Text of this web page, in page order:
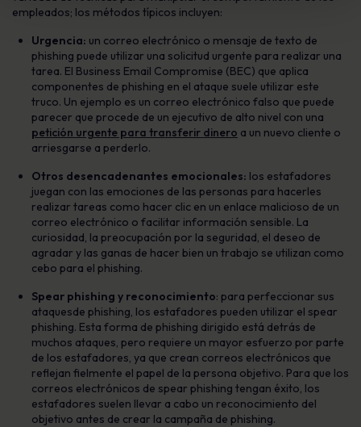
empleados; los métodos típicos incluyen:
Urgencia: un correo electrónico o mensaje de texto de
phishing puede utilizar una solicitud urgente para realizar una
tarea. El Business Email Compromise (BEC) que aplica
componentes de phishing en el ataque suele utilizar este
truco. Un ejemplo es un correo electrónico falso que puede
parecer que procede de un ejecutivo de alto nivel con una
petición urgente para transferir dinero a un nuevo cliente o
arriesgarse a perderlo.
Otros desencadenantes emocionales: los estafadores
juegan con las emociones de las personas para hacerles
realizar tareas como hacer clic en un enlace malicioso de un
correo electrónico o facilitar información sensible. La
curiosidad, la preocupación por la seguridad, el deseo de
agradar y las ganas de hacer bien un trabajo se utilizan como
cebo para el phishing.
Spear phishing y reconocimiento: para perfeccionar sus
ataquesde phishing, los estafadores pueden utilizar el spear
phishing. Esta forma de phishing dirigido está detrás de
muchos ataques, pero requiere un mayor esfuerzo por parte
de los estafadores, ya que crean correos electrónicos que
reflejan fielmente el papel de la persona objetivo. Para que los
correos electrónicos de spear phishing tengan éxito, los
estafadores suelen llevar a cabo un reconocimiento del
objetivo antes de crear la campaña de phishing.